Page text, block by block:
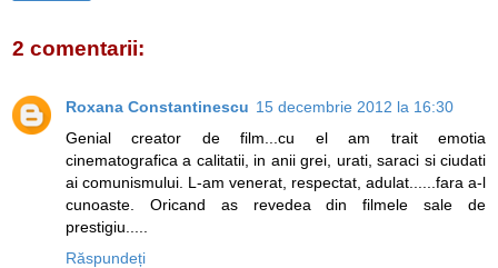
2 comentarii:
Roxana Constantinescu 15 decembrie 2012 la 16:30
Genial creator de film...cu el am trait emotia
cinematografica a calitatii, in anii grei, urati, saraci si ciudati
ai comunismului. L-am venerat, respectat, adulat......fara a-l
cunoaste. Oricand as revedea din filmele sale de
prestigiu.....
Răspundeți